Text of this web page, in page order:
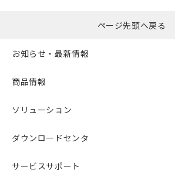
ページ先頭へ戻る
お知らせ・最新情報
商品情報
ソリューション
ダウンロードセンタ
サービスサポート
用者の範囲」に記載されて